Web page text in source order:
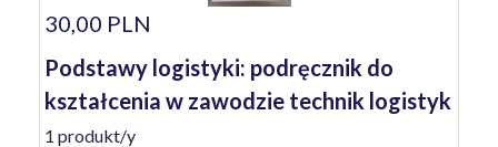
30,00 PLN
Podstawy logistyki: podręcznik do
kształcenia w zawodzie technik logistyk
1 produkt/y